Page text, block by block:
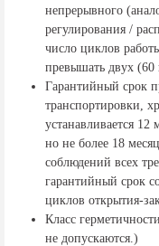
непрерывного
регулирования /
число циклов
превышать двух (60
Гарантийный срок
транспортировки,
устанавливается
но не более 18
соблюдений всех
гарантийный срок
циклов открытия-
Класс
не допускаются.)